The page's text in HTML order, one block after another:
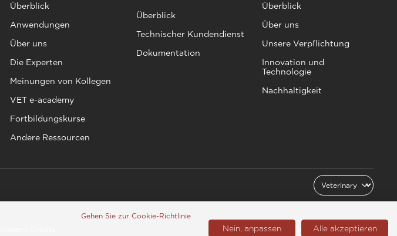
Überblick
Anwendungen
Über uns
Die Experten
Meinungen von Kollegen
VET e-academy
Fortbildungskurse
Andere Ressourcen
Überblick
Technischer Kundendienst
Dokumentation
Überblick
Über uns
Unsere Verpflichtung
Innovation und
Technologie
Nachhaltigkeit
Deutschland (Deutsch)
Gehen Sie zur Cookie-Richtlinie
Nein, anpassen Alle akzeptieren